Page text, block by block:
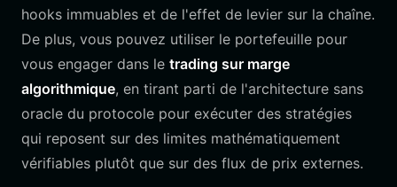
hooks immuables et de l'effet de levier sur la chaîne.
De plus, vous pouvez utiliser le portefeuille pour
vous engager dans le trading sur marge
algorithmique, en tirant parti de l'architecture sans
oracle du protocole pour exécuter des stratégies
qui reposent sur des limites mathématiquement
vérifiables plutôt que sur des flux de prix externes.